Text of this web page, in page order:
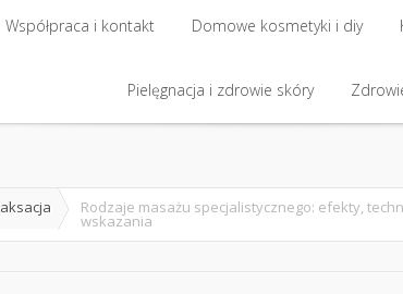
Współpraca i kontakt
Współpraca i kontakt
Domowe kosmetyki i diy
Domowe kosmetyki i diy
Pielęgnacja i zdrowie skóry
Rodzaje masażu specjalistycznego: efekty,
wskazania